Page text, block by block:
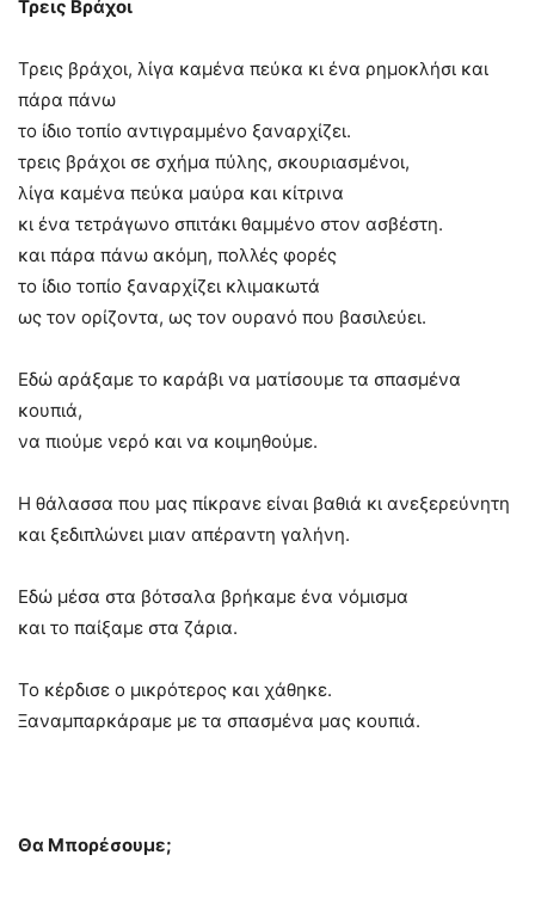
Τρεις Βράχοι
Τρεις βράχοι, λίγα καμένα πεύκα κι ένα ρημοκλήσι και
πάρα πάνω
το ίδιο τοπίο αντιγραμμένο ξαναρχίζει.
τρεις βράχοι σε σχήμα πύλης, σκουριασμένοι,
λίγα καμένα πεύκα μαύρα και κίτρινα
κι ένα τετράγωνο σπιτάκι θαμμένο στον ασβέστη.
και πάρα πάνω ακόμη, πολλές φορές
το ίδιο τοπίο ξαναρχίζει κλιμακωτά
ως τον ορίζοντα, ως τον ουρανό που βασιλεύει.
Εδώ αράξαμε το καράβι να ματίσουμε τα σπασμένα
κουπιά,
να πιούμε νερό και να κοιμηθούμε.
Η θάλασσα που μας πίκρανε είναι βαθιά κι ανεξερεύνητη
και ξεδιπλώνει μιαν απέραντη γαλήνη.
Εδώ μέσα στα βότσαλα βρήκαμε ένα νόμισμα
και το παίξαμε στα ζάρια.
Το κέρδισε ο μικρότερος και χάθηκε.
Ξαναμπαρκάραμε με τα σπασμένα μας κουπιά.
Θα Μπορέσουμε;